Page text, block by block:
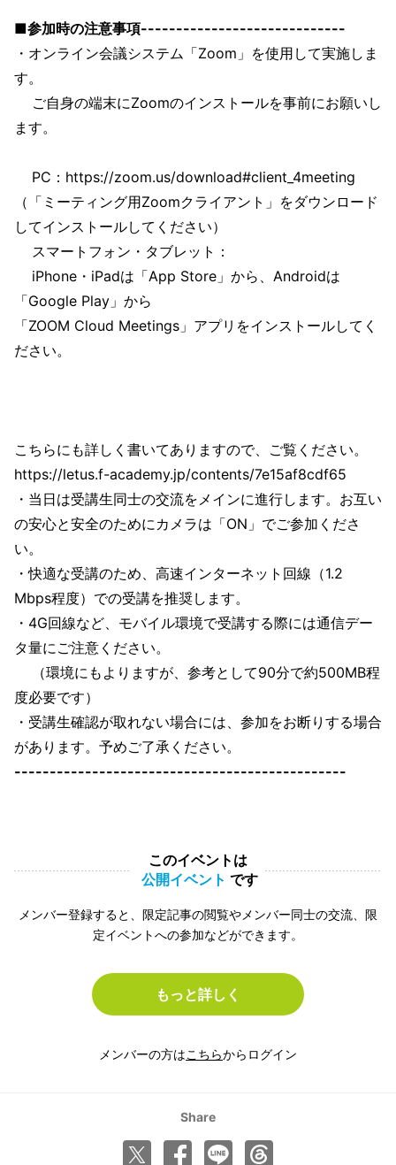
■参加時の注意事項-----------------------------
・オンライン会議システム「Zoom」を使用して実施しま
す。
ご自身の端末にZoomのインストールを事前にお願いし
ます。
PC：https://zoom.us/download#client_4meeting
（「ミーティング用Zoomクライアント」をダウンロード
してインストールしてください）
スマートフォン・タブレット：
iPhone・iPadは「App Store」から、Androidは
「Google Play」から
「ZOOM Cloud Meetings」アプリをインストールしてく
ださい。
こちらにも詳しく書いてありますので、ご覧ください。
https://letus.f-academy.jp/contents/7e15af8cdf65
・当日は受講生同士の交流をメインに進行します。お互い
の安心と安全のためにカメラは「ON」でご参加くださ
い。
・快適な受講のため、高速インターネット回線（1.2
Mbps程度）での受講を推奨します。
・4G回線など、モバイル環境で受講する際には通信デー
タ量にご注意ください。
（環境にもよりますが、参考として90分で約500MB程
度必要です）
・受講生確認が取れない場合には、参加をお断りする場合
があります。予めご了承ください。
-----------------------------------------------
このイベントは
公開イベント です
メンバー登録すると、限定記事の閲覧やメンバー同士の交流、限
定イベントへの参加などができます。
もっと詳しく
メンバーの方はこちらからログイン
Share